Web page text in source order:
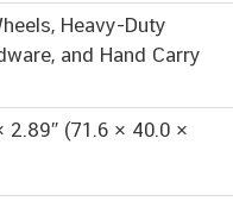
Heavy-Duty
and Hand Carry
2.89″ (71.6 × 40.0 ×